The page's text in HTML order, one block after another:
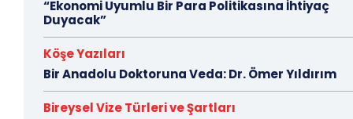
“Ekonomi Uyumlu Bir Para Politikasına İhtiyaç
Duyacak”
Köşe Yazıları
Bir Anadolu Doktoruna Veda: Dr. Ömer Yıldırım
Bireysel Vize Türleri ve Şartları